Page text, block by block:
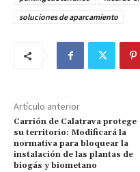
soluciones de aparcamiento
Artículo anterior
Carrión de Calatrava protege
su territorio: Modificará la
normativa para bloquear la
instalación de las plantas de
biogás y biometano